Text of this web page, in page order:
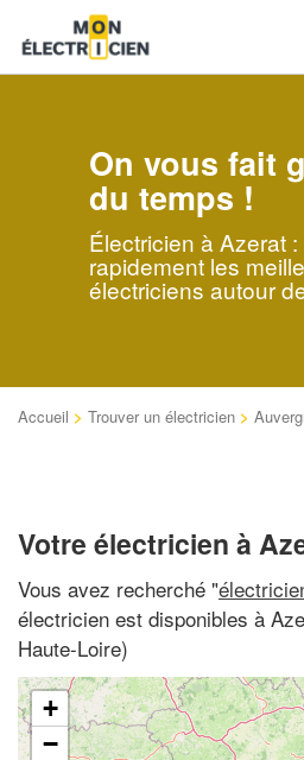
On vous fait
du temps !
Électricien à Azerat
rapidement les
électriciens autour
Accueil > Trouver un électricien >
Votre électricien à
Vous avez recherché "
électricien est disponibles à
Haute-Loire)
+
−